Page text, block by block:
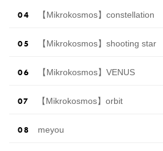
【Mikrokosmos】constellation
【Mikrokosmos】shooting star
【Mikrokosmos】VENUS
【Mikrokosmos】orbit
meyou